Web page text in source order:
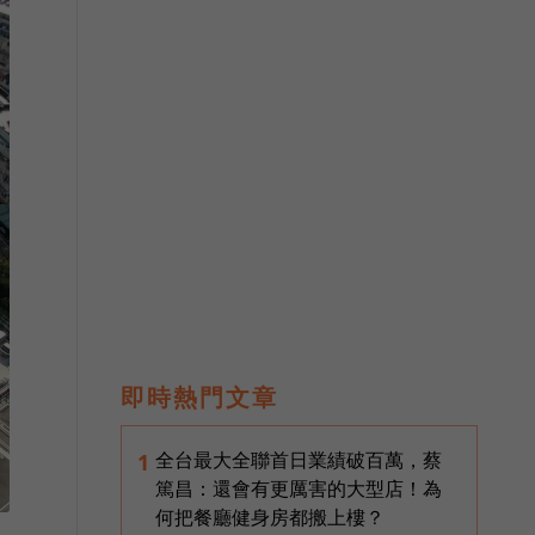
即時熱門文章
1 全台最大全聯首日業績破百萬，蔡
篤昌：還會有更厲害的大型店！為
何把餐廳健身房都搬上樓？